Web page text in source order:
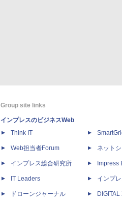
Group site links
インプレスのビジネスWeb
Think IT
Web担当者Forum
インプレス総合研究所
IT Leaders
ドローンジャーナル
ネット
Impress
インプ
DIGITAL